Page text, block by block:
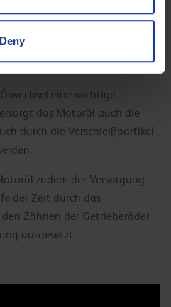
Deny
Verschleißfestigkeit,
harten Einsatzbedingungen.
eine wichtige
das Motoröl auch die
durch die Verschleißpartikel
zudem der Versorgung
der Zeit durch das
den Zähnen der Getrieberäder
ausgesetzt.